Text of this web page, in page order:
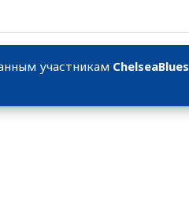
участникам ChelseaBlues